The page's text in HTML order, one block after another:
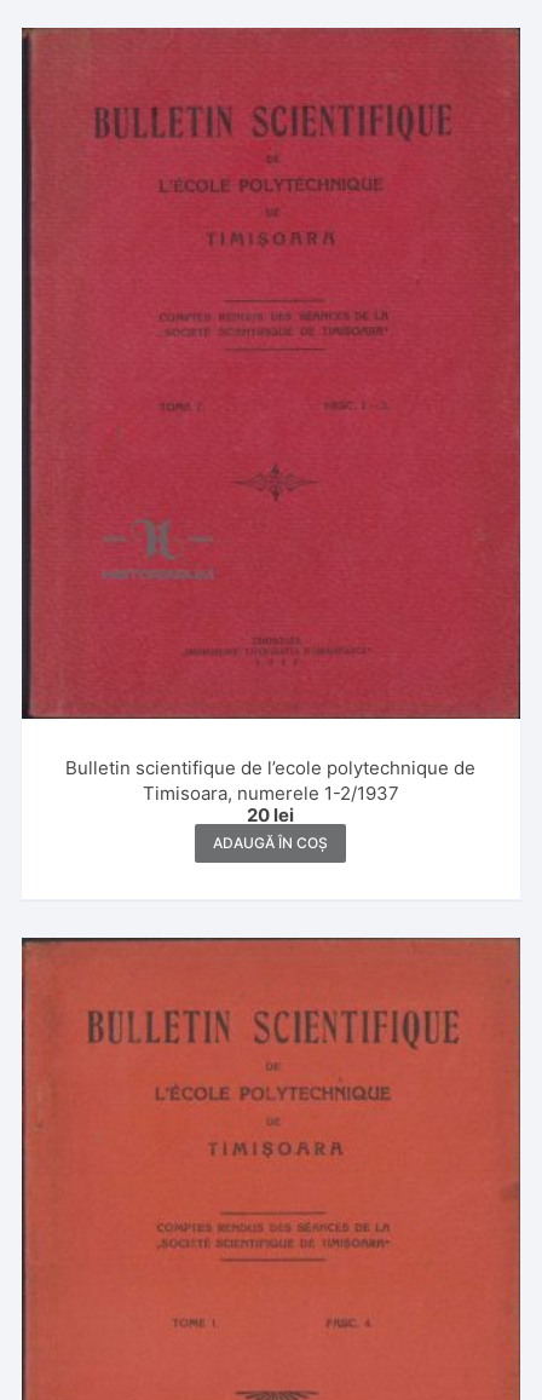
Bulletin scientifique de l’ecole polytechnique de
Timisoara, numerele 1-2/1937
20 lei
ADAUGĂ ÎN COȘ